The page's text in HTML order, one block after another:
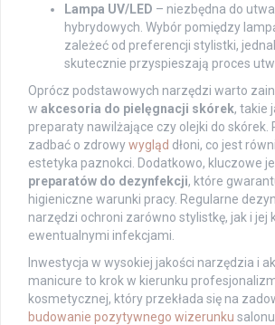
Lampa UV/LED – niezbędna do
hybrydowych. Wybór pomiędzy
zależeć od preferencji stylistki,
skutecznie przyspieszają proces
Oprócz podstawowych narzędzi warto
w akcesoria do pielęgnacji skórek, takie
preparaty nawilżające czy olejki do skórek.
zadbać o zdrowywygląd dłoni, co jest
estetyka paznokci. Dodatkowo, kluczowe
preparatów do dezynfekcji, które
higieniczne warunki pracy. Regularne
narzędzi ochroni zarówno stylistkę, jak i jej
ewentualnymi infekcjami.
Inwestycja w wysokiej jakości narzędzia i
manicure to krok w kierunku
kosmetycznej, który przekłada się na
budowanie pozytywnego wizerunku salonu.